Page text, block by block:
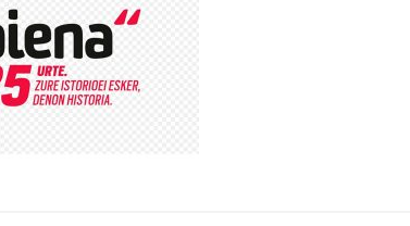
protagonista
2026/07/16
POTTO: San Pedro jaietako bertso-
saioa